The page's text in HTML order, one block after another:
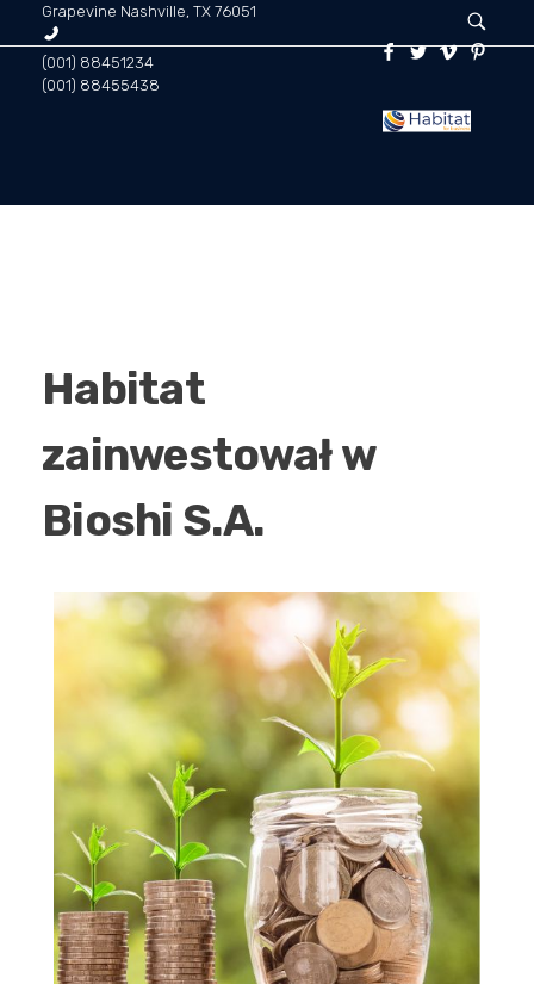
Grapevine Nashville, TX 76051
(001) 88451234
(001) 88455438
O NAS
REALIZACJE
KONTAKT
Habitat
zainwestował w
Bioshi S.A.